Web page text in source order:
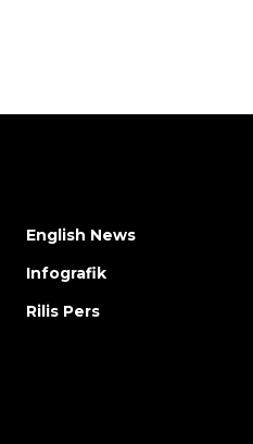
English News
Infografik
Rilis Pers